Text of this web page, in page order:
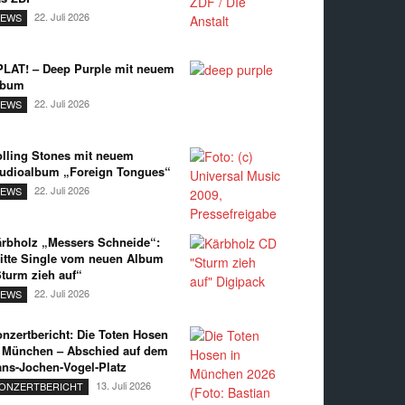
22. Juli 2026
– Deep Purple mit neuem
22. Juli 2026
Stones mit neuem
„Foreign Tongues“
22. Juli 2026
„Messers Schneide“:
Single vom neuen Album
zieh auf“
22. Juli 2026
Die Toten Hosen
– Abschied auf dem
Jochen-Vogel-Platz
13. Juli 2026